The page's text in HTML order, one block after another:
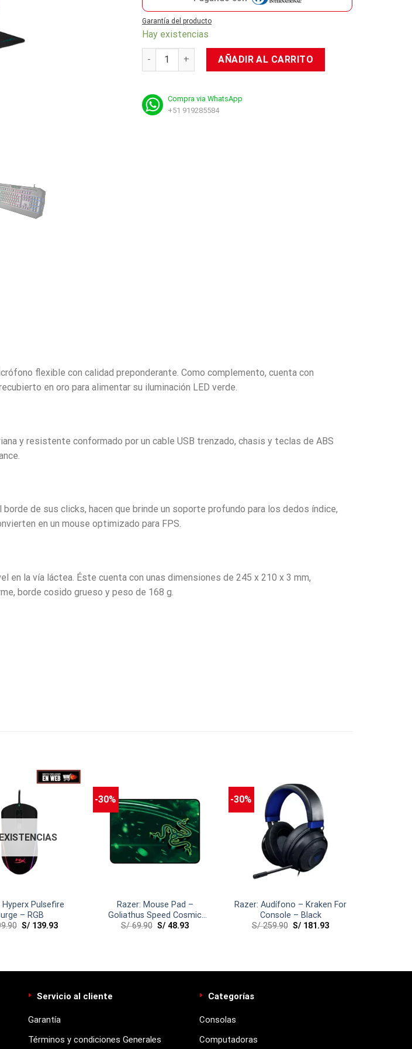
Garantía del producto
Hay existencias
Combo VSG Crux 4 En 1 - Mouse/Teclado/Headset/Mousepad
AÑADIR AL CARRITO
Compra via WhatsApp
+51 919285584
flexible con calidad preponderante. Como complemento, cuenta con
en oro para alimentar su iluminación LED verde.
y resistente conformado por un cable USB trenzado, chasis y teclas de ABS
de sus clicks, hacen que brinde un soporte profundo para los dedos índice,
en un mouse optimizado para FPS.
en la vía láctea. Éste cuenta con unas dimensiones de 245 x 210 x 3 mm,
borde cosido grueso y peso de 168 g.
Pulsefire
– RGB
S/ 139.93
-30%
Razer: Mouse Pad –
Goliathus Speed Cosmic
Edition Small
S/69.90 S/ 48.93
-30%
Razer: Audífono – Kraken For
Console – Black
S/259.90 S/ 181.93
Servicio al cliente
Garantía
Términos y condiciones Generales
Categorías
Consolas
Computadoras